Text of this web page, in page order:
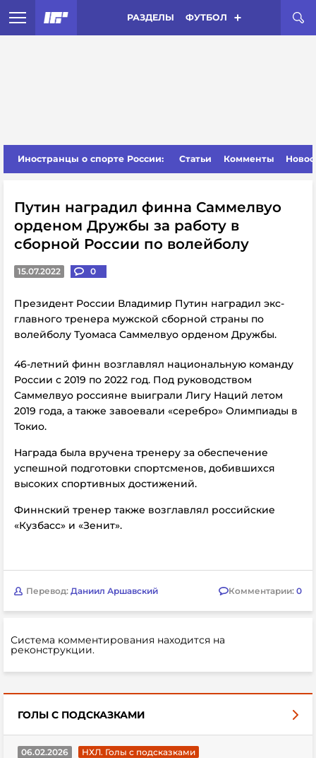
РАЗДЕЛЫ ФУТБОЛ
Иностранцы о спорте России: Статьи Комменты
Путин наградил финна Саммелвуо
орденом Дружбы за работу в
сборной России по волейболу
15.07.2022 0
Президент России Владимир Путин наградил экс-
главного тренера мужской сборной страны по
волейболу Туомаса Саммелвуо орденом Дружбы.
46-летний финн возглавлял национальную команду
России с 2019 по 2022 год. Под руководством
Саммелвуо россияне выиграли Лигу Наций летом
2019 года, а также завоевали «серебро» Олимпиады в
Токио.
Награда была вручена тренеру за обеспечение
успешной подготовки спортсменов, добившихся
высоких спортивных достижений.
Финнский тренер также возглавлял российские
«Кузбасс» и «Зенит».
Перевод: Даниил Аршавский Комментарии: 0
Система комментирования находится на
реконструкции.
ГОЛЫ С ПОДСКАЗКАМИ
06.02.2026
НХЛ. Голы с подсказками